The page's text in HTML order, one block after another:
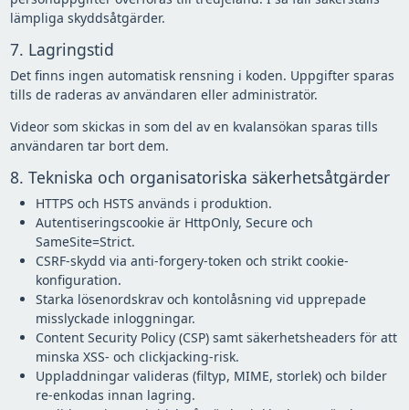
lämpliga skyddsåtgärder.
7. Lagringstid
Det finns ingen automatisk rensning i koden. Uppgifter sparas
tills de raderas av användaren eller administratör.
Videor som skickas in som del av en kvalansökan sparas tills
användaren tar bort dem.
8. Tekniska och organisatoriska säkerhetsåtgärder
HTTPS och HSTS används i produktion.
Autentiseringscookie är HttpOnly, Secure och
SameSite=Strict.
CSRF-skydd via anti-forgery-token och strikt cookie-
konfiguration.
Starka lösenordskrav och kontolåsning vid upprepade
misslyckade inloggningar.
Content Security Policy (CSP) samt säkerhetsheaders för att
minska XSS- och clickjacking-risk.
Uppladdningar valideras (filtyp, MIME, storlek) och bilder
re-enkodas innan lagring.